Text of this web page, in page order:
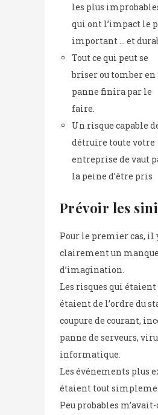
les plus
qui ont l’impact le
important … et
Tout ce qui peut se
briser ou tomber en
panne finira par le
faire.
Un risque capable
détruire toute votre
entreprise de vaut
la peine d’être pris
Prévoir les
Pour le premier cas, il
clairement un manque
d’imagination.
Les risques qui étaient
étaient de l’ordre du
coupure de courant,
panne de serveurs,
informatique.
Les événements plus
étaient tout
Peu probables